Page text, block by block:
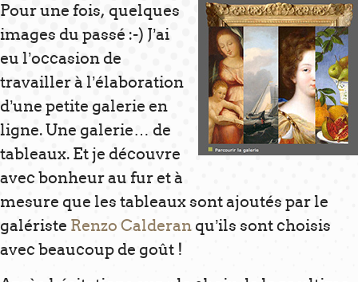
Pour une fois, quelques
images du passé :-) J’ai
eu l’occasion de
travailler à l’élaboration
d’une petite galerie en
ligne. Une galerie… de
tableaux. Et je découvre
avec bonheur au fur et à
mesure que les tableaux sont ajoutés par le
galériste Renzo Calderan qu’ils sont choisis
avec beaucoup de goût !